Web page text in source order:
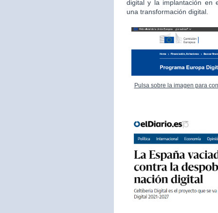
digital y la implantación en
una transformación digital.
Pulsa sobre la imagen para